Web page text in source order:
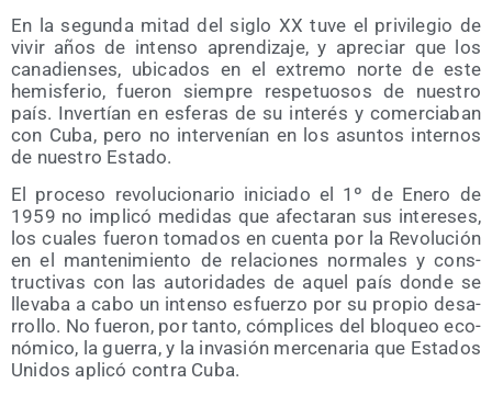
En la segun­da mitad del siglo XX tuve el pri­vi­le­gio de
vivir años de inten­so apren­di­za­je, y apre­ciar que los
cana­dien­ses, ubi­ca­dos en el extre­mo nor­te de este
hemis­fe­rio, fue­ron siem­pre res­pe­tuo­sos de nues­tro
país. Inver­tían en esfe­ras de su inte­rés y comer­cia­ban
con Cuba, pero no inter­ve­nían en los asun­tos inter­nos
de nues­tro Estado.
El pro­ce­so revo­lu­cio­na­rio ini­cia­do el 1º de Enero de
1959 no impli­có medi­das que afec­ta­ran sus intere­ses,
los cua­les fue­ron toma­dos en cuen­ta por la Revo­lu­ción
en el man­te­ni­mien­to de rela­cio­nes nor­ma­les y cons­
truc­ti­vas con las auto­ri­da­des de aquel país don­de se
lle­va­ba a cabo un inten­so esfuer­zo por su pro­pio desa­
rro­llo. No fue­ron, por tan­to, cóm­pli­ces del blo­queo eco­
nó­mi­co, la gue­rra, y la inva­sión mer­ce­na­ria que Esta­dos
Uni­dos apli­có con­tra Cuba.